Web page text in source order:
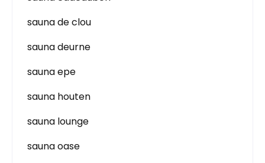
sauna de clou
sauna deurne
sauna epe
sauna houten
sauna lounge
sauna oase